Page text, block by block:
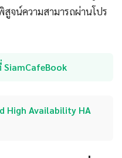
สูจน์ความสามารถผ่านโปร
High Availability HA